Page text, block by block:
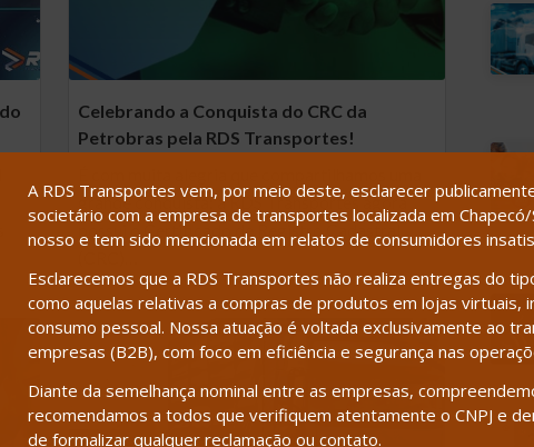
Celebrando a Conquista do CRC da
Petrobras pela RDS Transportes!
grande conquista: a RDS Transportes agora
possui o Certificado de Registro Cadastral
A RDS Transportes vem, por meio deste, esclarecer
societário com a empresa de transportes localizada em
nosso e tem sido mencionada em relatos de consumidores
Esclarecemos que a RDS Transportes não realiza entregas do
como aquelas relativas a compras de produtos em lojas virtuais,
consumo pessoal. Nossa atuação é voltada exclusivamente ao
empresas (B2B), com foco em eficiência e segurança nas
Diante da semelhança nominal entre as empresas,
recomendamos a todos que verifiquem atentamente o CNPJ e
de formalizar qualquer reclamação ou contato.